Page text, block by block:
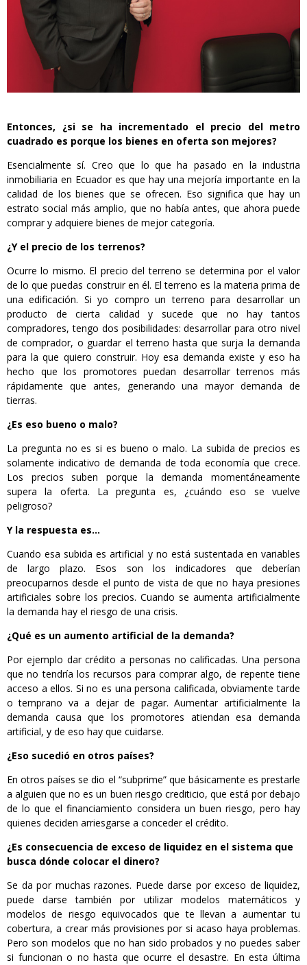
Entonces, ¿si se ha incrementado el precio del metro
cuadrado es porque los bienes en oferta son mejores?
Esencialmente sí. Creo que lo que ha pasado en la industria
inmobiliaria en Ecuador es que hay una mejoría importante en la
calidad de los bienes que se ofrecen. Eso significa que hay un
estrato social más amplio, que no había antes, que ahora puede
comprar y adquiere bienes de mejor categoría.
¿Y el precio de los terrenos?
Ocurre lo mismo. El precio del terreno se determina por el valor
de lo que puedas construir en él. El terreno es la materia prima de
una edificación. Si yo compro un terreno para desarrollar un
producto de cierta calidad y sucede que no hay tantos
compradores, tengo dos posibilidades: desarrollar para otro nivel
de comprador, o guardar el terreno hasta que surja la demanda
para la que quiero construir. Hoy esa demanda existe y eso ha
hecho que los promotores puedan desarrollar terrenos más
rápidamente que antes, generando una mayor demanda de
tierras.
¿Es eso bueno o malo?
La pregunta no es si es bueno o malo. La subida de precios es
solamente indicativo de demanda de toda economía que crece.
Los precios suben porque la demanda momentáneamente
supera la oferta. La pregunta es, ¿cuándo eso se vuelve
peligroso?
Y la respuesta es…
Cuando esa subida es artificial y no está sustentada en variables
de largo plazo. Esos son los indicadores que deberían
preocuparnos desde el punto de vista de que no haya presiones
artificiales sobre los precios. Cuando se aumenta artificialmente
la demanda hay el riesgo de una crisis.
¿Qué es un aumento artificial de la demanda?
Por ejemplo dar crédito a personas no calificadas. Una persona
que no tendría los recursos para comprar algo, de repente tiene
acceso a ellos. Si no es una persona calificada, obviamente tarde
o temprano va a dejar de pagar. Aumentar artificialmente la
demanda causa que los promotores atiendan esa demanda
artificial, y de eso hay que cuidarse.
¿Eso sucedió en otros países?
En otros países se dio el “subprime” que básicamente es prestarle
a alguien que no es un buen riesgo crediticio, que está por debajo
de lo que el financiamiento considera un buen riesgo, pero hay
quienes deciden arriesgarse a conceder el crédito.
¿Es consecuencia de exceso de liquidez en el sistema que
busca dónde colocar el dinero?
Se da por muchas razones. Puede darse por exceso de liquidez,
puede darse también por utilizar modelos matemáticos y
modelos de riesgo equivocados que te llevan a aumentar tu
cobertura, a crear más provisiones por si acaso haya problemas.
Pero son modelos que no han sido probados y no puedes saber
si funcionan o no hasta que ocurre el desastre. En esta última